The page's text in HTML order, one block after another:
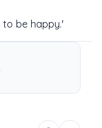
to be happy.'